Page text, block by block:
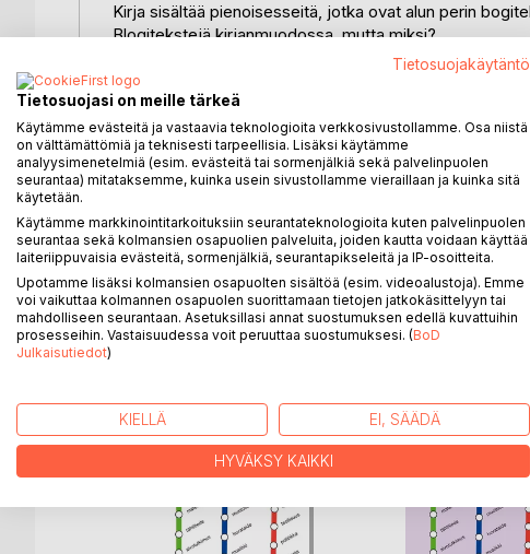
Kirja sisältää pienoisesseitä, jotka ovat alun perin
Blogitekstejä kirjanmuodossa, mutta miksi?
Huviksi ja hyödyksi, matkaseuraksi tai iltalukemiseksi,
mukana ja lähellä.
Tekstit eivät aina ole ajankohtaisia, vaikka ne ovat
herätteensä ajasta. Ne on kirjoitettu vakavista asioista
kaikkea. Kaikki ei ehkä ole tuttua tai mukavaa, mutta
Aiheina on tiede, tekniikka, yhteiskuta ja kulttuuri niiden
Tekstien asiasisältöä ei ole korjattu kirjajulkaisuun,
luettavuutta on parannettu ja pikkuvirheitä korjattu.
Loppuun on liitetty hakemisto ja kirjallisuusluettelo
Tämä on painetun blogikokoelman kolmas osa.
LISÄÄ KIRJOJA B
Tietosuojakäytäntö
Tietosuojasi on meille tärkeä
Käytämme evästeitä ja vastaavia teknologioita verkkosivustollamme. Osa niistä
on välttämättömiä ja teknisesti tarpeellisia. Lisäksi käytämme
analyysimenetelmiä (esim. evästeitä tai sormenjälkiä sekä palvelinpuolen
seurantaa) mitataksemme, kuinka usein sivustollamme vieraillaan ja kuinka sitä
käytetään.
Käytämme markkinointitarkoituksiin seurantateknologioita kuten palvelinpuolen
seurantaa sekä kolmansien osapuolien palveluita, joiden kautta voidaan käyttää
laiteriippuvaisia evästeitä, sormenjälkiä, seurantapikseleitä ja IP-osoitteita.
Upotamme lisäksi kolmansien osapuolten sisältöä (esim. videoalustoja). Emme
voi vaikuttaa kolmannen osapuolen suorittamaan tietojen jatkokäsittelyyn tai
mahdolliseen seurantaan. Asetuksillasi annat suostumuksen edellä kuvattuihin
prosesseihin. Vastaisuudessa voit peruuttaa suostumuksesi. (BoD
Julkaisutiedot)
KIELLÄ EI, SÄÄDÄ
HYVÄKSY KAIKKI